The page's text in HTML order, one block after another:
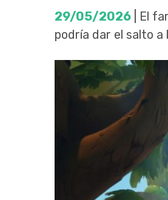
29/05/2026 | El
podría dar el salto a